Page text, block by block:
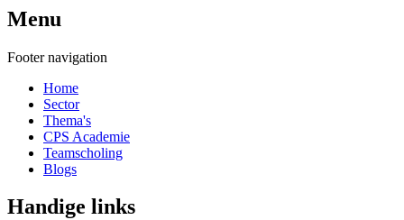
Menu
Footer navigation
Home
Sector
Thema's
CPS Academie
Teamscholing
Blogs
Handige links